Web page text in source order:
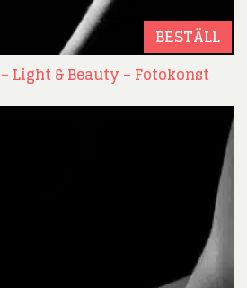
BESTÄLL
Light & Beauty – Fotokonst